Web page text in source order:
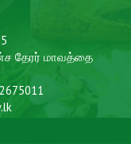
தேரர் மாவத்தை